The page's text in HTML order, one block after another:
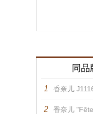
同
1 香奈儿
2 香奈儿 "Fête